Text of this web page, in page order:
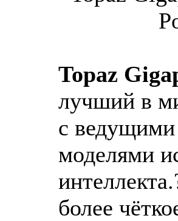
Topaz
лучший в
с ведущими
моделями
более